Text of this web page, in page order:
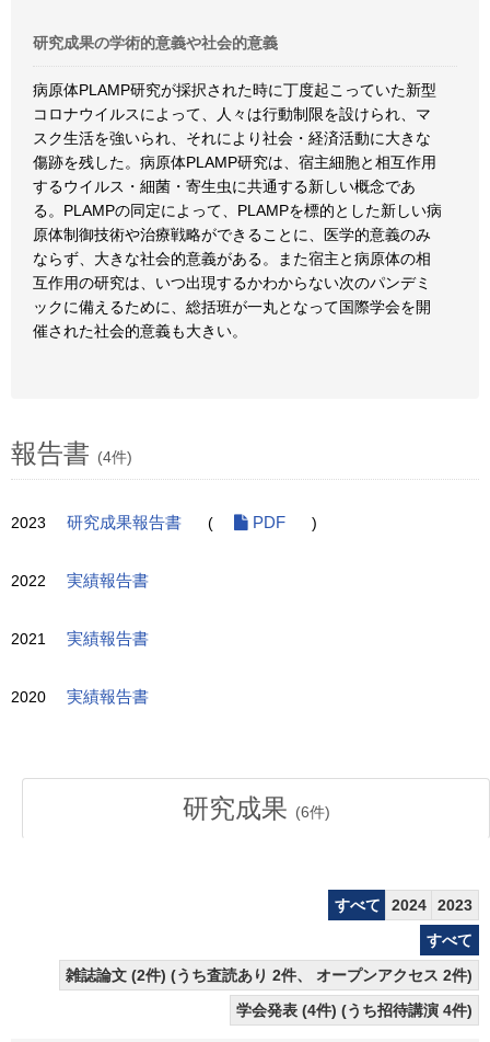
研究成果の学術的意義や社会的意義
病原体PLAMP研究が採択された時に丁度起こっていた新型
コロナウイルスによって、人々は行動制限を設けられ、マ
スク生活を強いられ、それにより社会・経済活動に大きな
傷跡を残した。病原体PLAMP研究は、宿主細胞と相互作用
するウイルス・細菌・寄生虫に共通する新しい概念であ
る。PLAMPの同定によって、PLAMPを標的とした新しい病
原体制御技術や治療戦略ができることに、医学的意義のみ
ならず、大きな社会的意義がある。また宿主と病原体の相
互作用の研究は、いつ出現するかわからない次のパンデミ
ックに備えるために、総括班が一丸となって国際学会を開
催された社会的意義も大きい。
報告書 (4件)
2023 研究成果報告書 ( PDF )
2022 実績報告書
2021 実績報告書
2020 実績報告書
研究成果 (6件)
すべて 2024
2023
すべて
雑誌論文 (2件) (うち査読あり 2件、 オープンアクセス 2件)
学会発表 (4件) (うち招待講演 4件)